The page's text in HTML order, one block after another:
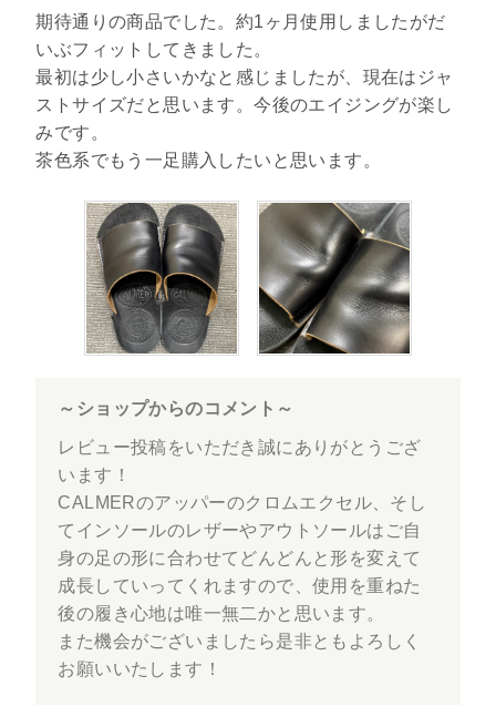
期待通りの商品でした。約1ヶ月使用しましたがだ
いぶフィットしてきました。
最初は少し小さいかなと感じましたが、現在はジャ
ストサイズだと思います。今後のエイジングが楽し
みです。
茶色系でもう一足購入したいと思います。
～ショップからのコメント～
レビュー投稿をいただき誠にありがとうござ
います！
CALMERのアッパーのクロムエクセル、そし
てインソールのレザーやアウトソールはご自
身の足の形に合わせてどんどんと形を変えて
成長していってくれますので、使用を重ねた
後の履き心地は唯一無二かと思います。
また機会がございましたら是非ともよろしく
お願いいたします！